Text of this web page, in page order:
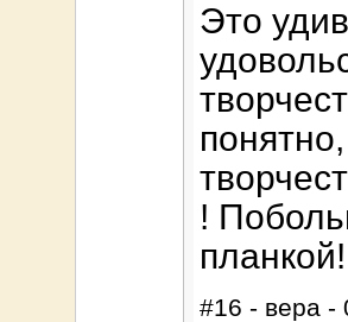
Это
!
планкой!
#16 - вера -